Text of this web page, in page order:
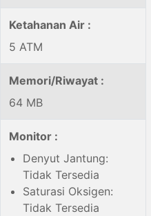
Ketahanan Air :
5 ATM
Memori/Riwayat :
64 MB
Monitor :
Denyut Jantung:
Tidak Tersedia
Saturasi Oksigen:
Tidak Tersedia